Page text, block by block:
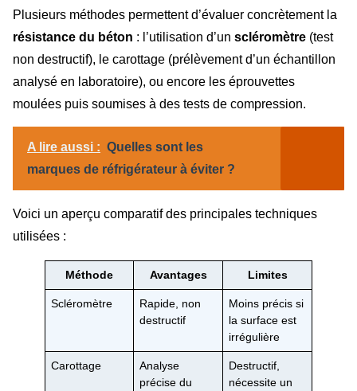
Plusieurs méthodes permettent d’évaluer concrètement la
résistance du béton : l’utilisation d’un scléromètre (test
non destructif), le carottage (prélèvement d’un échantillon
analysé en laboratoire), ou encore les éprouvettes
moulées puis soumises à des tests de compression.
A lire aussi : Quelles sont les
marques de réfrigérateur à éviter ?
Voici un aperçu comparatif des principales techniques
utilisées :
Méthode Avantages Limites
Scléromètre
Rapide, non
destructif
Moins précis si
la surface est
irrégulière
Carottage
Analyse
précise du
Destructif,
nécessite un